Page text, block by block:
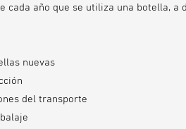
cada año que se utiliza una botella, a
nuevas
del transporte